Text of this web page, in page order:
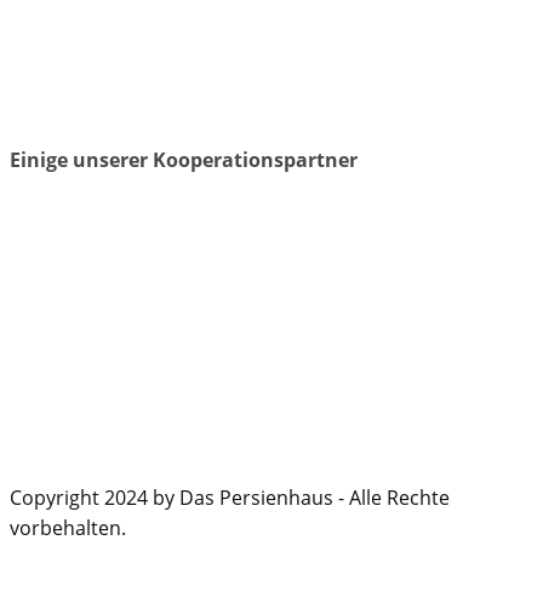
Einige unserer Kooperationspartner
Copyright 2024 by Das Persienhaus - Alle Rechte
vorbehalten.